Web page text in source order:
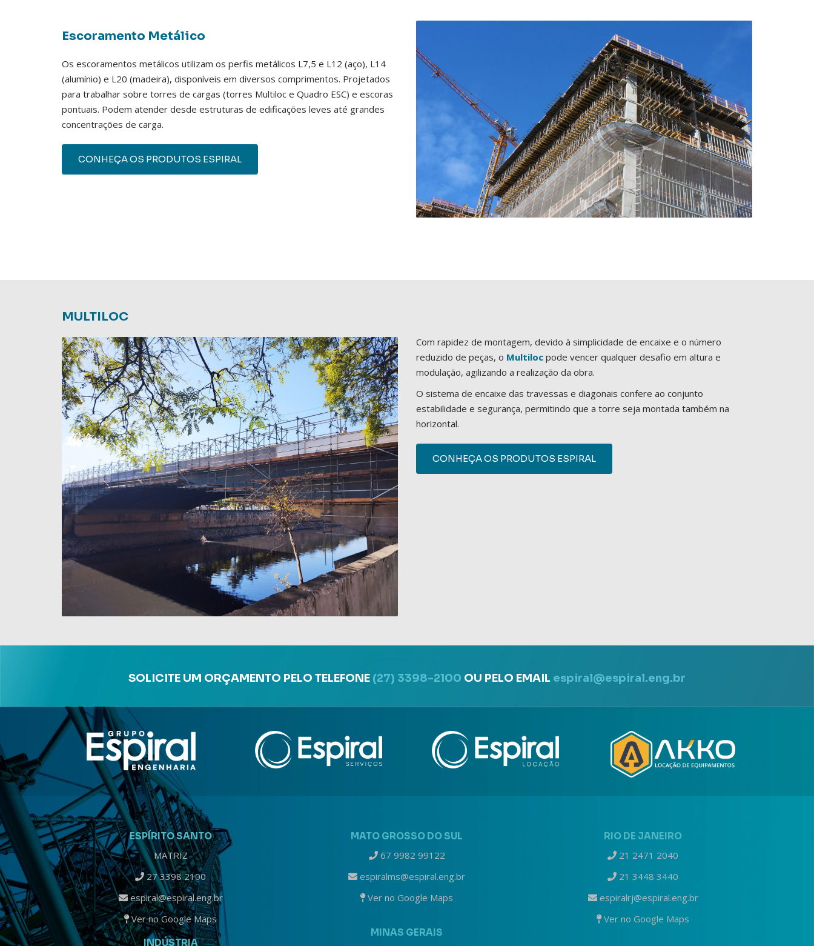
Escoramento Metálico
Os escoramentos metálicos utilizam os perfis metálicos L7,5 e L12 (aço), L14
(alumínio) e L20 (madeira), disponíveis em diversos comprimentos. Projetados
para trabalhar sobre torres de cargas (torres Multiloc e Quadro ESC) e escoras
pontuais. Podem atender desde estruturas de edificações leves até grandes
concentrações de carga.
CONHEÇA OS PRODUTOS ESPIRAL
MULTILOC
Com rapidez de montagem, devido à simplicidade de encaixe e o número
reduzido de peças, o Multiloc pode vencer qualquer desafio em altura e
modulação, agilizando a realização da obra.
O sistema de encaixe das travessas e diagonais confere ao conjunto
estabilidade e segurança, permitindo que a torre seja montada também na
horizontal.
CONHEÇA OS PRODUTOS ESPIRAL
SOLICITE UM ORÇAMENTO PELO TELEFONE (27) 3398-2100 OU PELO EMAIL espiral@espiral.eng.br
ESPÍRITO SANTO
MATRIZ
27 3398 2100
espiral@espiral.eng.br
Ver no Google Maps
INDÚSTRIA
MATO GROSSO DO SUL
67 9982 99122
espiralms@espiral.eng.br
Ver no Google Maps
MINAS GERAIS
RIO DE JANEIRO
21 2471 2040
21 3448 3440
espiralrj@espiral.eng.br
Ver no Google Maps